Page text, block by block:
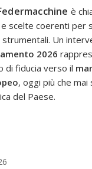
è
e scelte coerenti per
Un
2026
di fiducia verso il
, oggi più che
del Paese.